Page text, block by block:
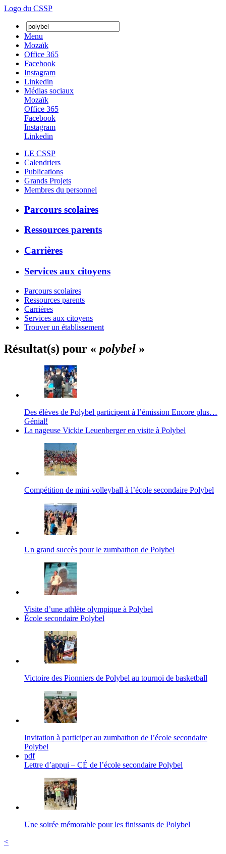
Logo du CSSP
Menu
Mozaïk
Office 365
Facebook
Instagram
Linkedin
Médias sociaux
Mozaïk
Office 365
Facebook
Instagram
Linkedin
LE CSSP
Calendriers
Publications
Grands Projets
Membres du personnel
Parcours scolaires
Ressources parents
Carrières
Services aux citoyens
Parcours scolaires
Ressources parents
Carrières
Services aux citoyens
Trouver un établissement
Résultat(s) pour « polybel »
Des élèves de Polybel participent à l’émission Encore plus…
Génial!
La nageuse Vickie Leuenberger en visite à Polybel
Compétition de mini-volleyball à l’école secondaire Polybel
Un grand succès pour le zumbathon de Polybel
Visite d’une athlète olympique à Polybel
École secondaire Polybel
Victoire des Pionniers de Polybel au tournoi de basketball
Invitation à participer au zumbathon de l’école secondaire
Polybel
pdf
Lettre d’appui – CÉ de l’école secondaire Polybel
Une soirée mémorable pour les finissants de Polybel
<